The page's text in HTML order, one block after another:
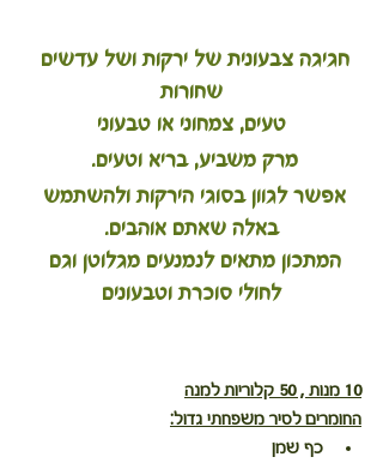
חגיגה צבעונית של ירקות ושל עדשים
שחורות
טעים, צמחוני או טבעוני
מרק משביע, בריא וטעים.
אפשר לגוון בסוגי הירקות ולהשתמש
באלה שאתם אוהבים.
המתכון מתאים לנמנעים מגלוטן וגם
לחולי סוכרת וטבעונים
10 מנות , 50 קלוריות למנה
החומרים לסיר משפחתי גדול:
כף שמן